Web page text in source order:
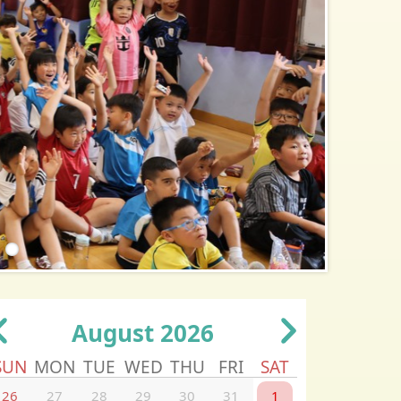
August 2026
MON TUE WED THU FRI SAT
26 27 28 29 30 31 1